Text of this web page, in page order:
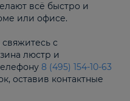
всё быстро и
или офисе.
с
люстр и
8 (495) 154-10-63
оставив контактные